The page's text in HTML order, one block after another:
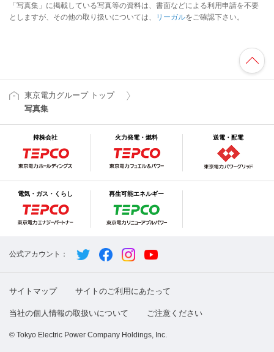
「写真集」に掲載している写真等の資料は、書面などによる利用申請を不要
としますが、その他の取り扱いについては、
リーガルをご確認下さい。
東京電力グループ トップ
写真集
持株会社 火力発電・燃料 送電・配電
電気・ガス・くらし 再生可能エネルギー
公式アカウント：
サイトマップ サイトのご利用にあたって
当社の個人情報の取扱いについて ご注意ください
© Tokyo Electric Power Company Holdings, Inc.